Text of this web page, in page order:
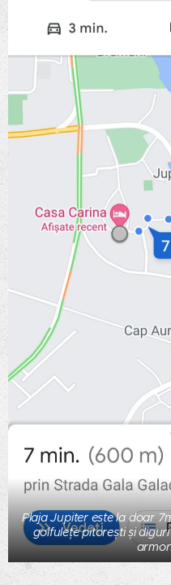
Plaja Jupiter este la doar
golfulețe pitorești și